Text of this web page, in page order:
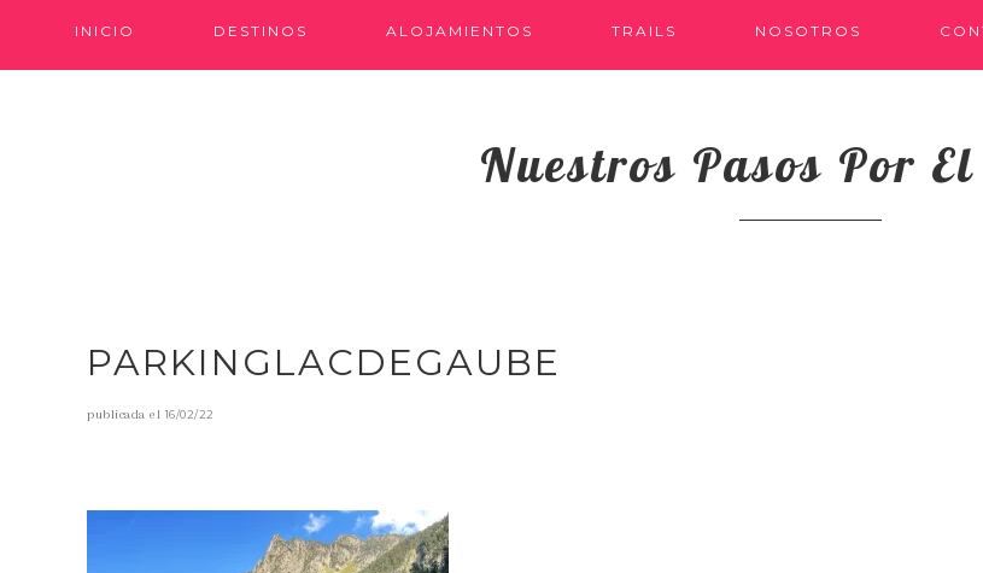
INICIO DESTINOS ALOJAMIENTOS TRAILS NOSOTROS
Nuestros Pasos Por
PARKINGLACDEGAUBE
publicada el16/02/22